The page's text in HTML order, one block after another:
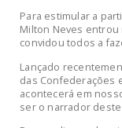
Para estimular a
Milton Neves entrou
convidou todos a
Lançado
das Confederações
acontecerá em
ser o narrador